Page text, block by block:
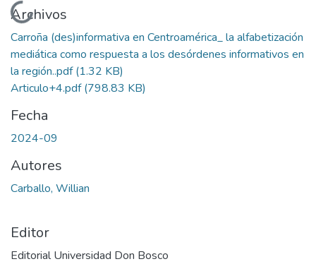
Cargando...
Archivos
Carroña (des)informativa en Centroamérica_ la alfabetización
mediática como respuesta a los desórdenes informativos en
la región..pdf(1.32 KB)
Articulo+4.pdf(798.83 KB)
Fecha
2024-09
Autores
Carballo, Willian
Editor
Editorial Universidad Don Bosco